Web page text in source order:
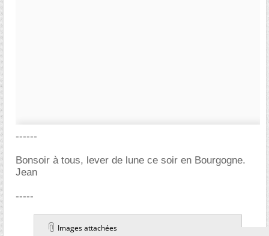
------
Bonsoir à tous, lever de lune ce soir en Bourgogne.
Jean
-----
Images attachées